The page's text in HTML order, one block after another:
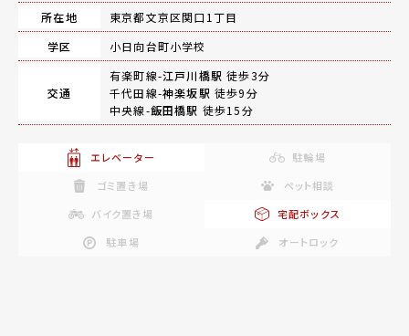
所在地
東京都文京区関口1丁目
学区
小日向台町小学校
交通
有楽町線-江戸川橋駅 徒歩3分
千代田線-神楽坂駅 徒歩9分
中央線-飯田橋駅 徒歩15分
エレベーター
駐輪場
ゴミ置き場
ペット相談
バイク置き場
宅配ボックス
駐車場
オートロック